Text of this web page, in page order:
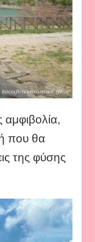
αμφιβολία,
που θα
της φύσης